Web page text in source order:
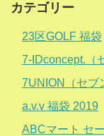
カテゴリー
23区GOLF 福袋
7-IDconcept.（
7UNION（セブ
a.v.v 福袋 2019
ABCマート セ